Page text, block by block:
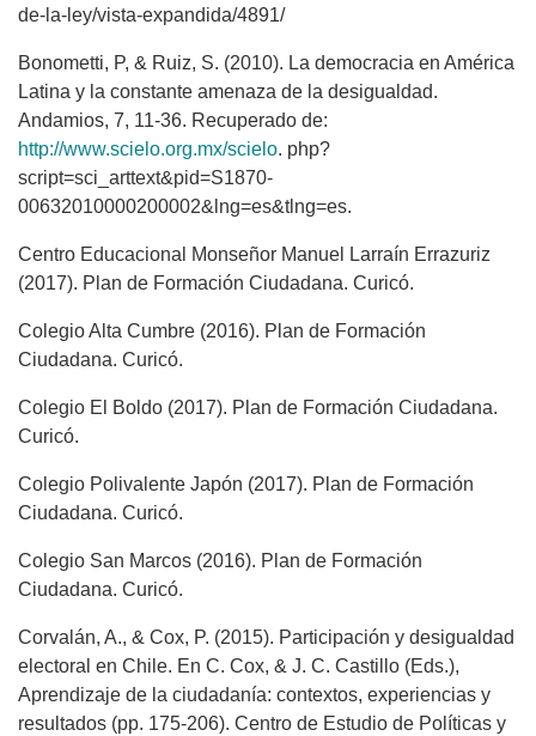
de-la-ley/vista-expandida/4891/
Bonometti, P, & Ruiz, S. (2010). La democracia en América
Latina y la constante amenaza de la desigualdad.
Andamios, 7, 11-36. Recuperado de:
http://www.scielo.org.mx/scielo. php?
script=sci_arttext&pid=S1870-
00632010000200002&lng=es&tlng=es.
Centro Educacional Monseñor Manuel Larraín Errazuriz
(2017). Plan de Formación Ciudadana. Curicó.
Colegio Alta Cumbre (2016). Plan de Formación
Ciudadana. Curicó.
Colegio El Boldo (2017). Plan de Formación Ciudadana.
Curicó.
Colegio Polivalente Japón (2017). Plan de Formación
Ciudadana. Curicó.
Colegio San Marcos (2016). Plan de Formación
Ciudadana. Curicó.
Corvalán, A., & Cox, P. (2015). Participación y desigualdad
electoral en Chile. En C. Cox, & J. C. Castillo (Eds.),
Aprendizaje de la ciudadanía: contextos, experiencias y
resultados (pp. 175-206). Centro de Estudio de Políticas y